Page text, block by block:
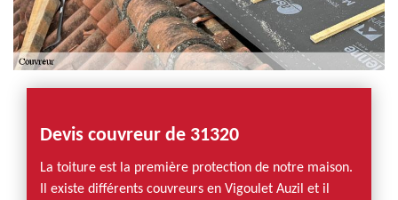
Devis couvreur de 31320
La toiture est la première protection de notre maison.
Il existe différents couvreurs en Vigoulet Auzil et il